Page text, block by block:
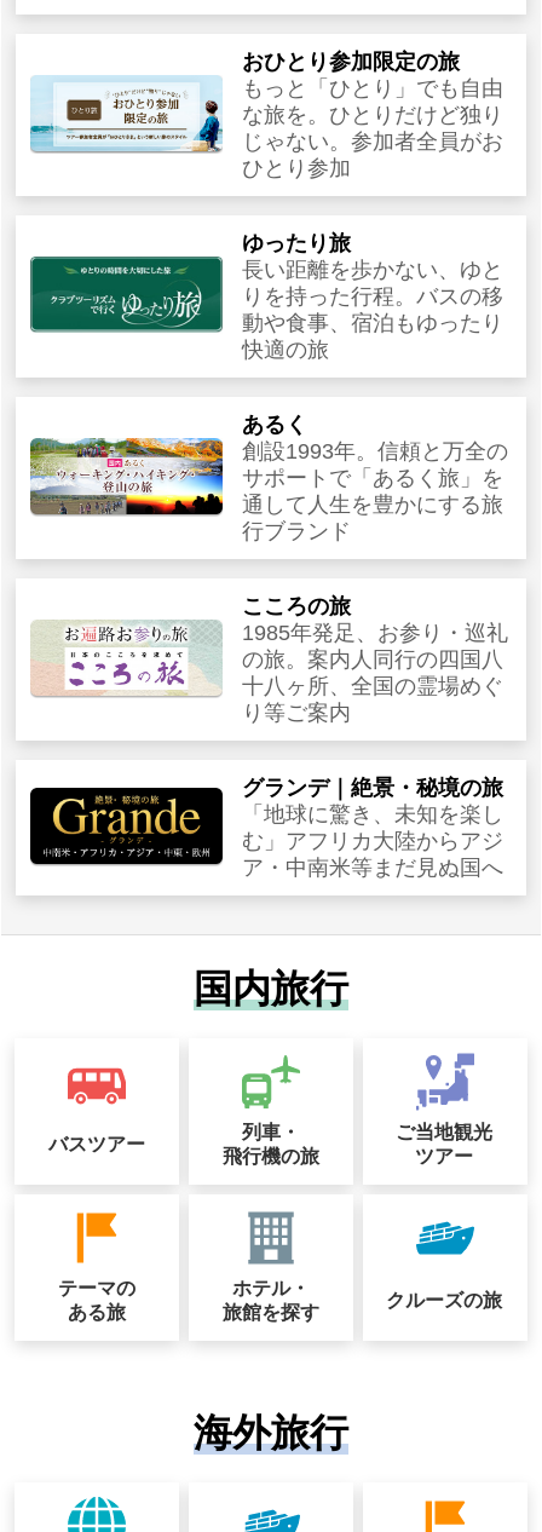
おひとり参加限定の旅
もっと「ひとり」でも自由
な旅を。ひとりだけど独り
じゃない。参加者全員がお
ひとり参加
ゆったり旅
長い距離を歩かない、ゆと
りを持った行程。バスの移
動や食事、宿泊もゆったり
快適の旅
あるく
創設1993年。信頼と万全の
サポートで「あるく旅」を
通して人生を豊かにする旅
行ブランド
こころの旅
1985年発足、お参り・巡礼
の旅。案内人同行の四国八
十八ヶ所、全国の霊場めぐ
り等ご案内
グランデ｜絶景・秘境の旅
「地球に驚き、未知を楽し
む」アフリカ大陸からアジ
ア・中南米等まだ見ぬ国へ
国内旅行
バスツアー
列車・
飛行機の旅
ご当地観光
ツアー
テーマの
ある旅
ホテル・
旅館を探す
クルーズの旅
海外旅行